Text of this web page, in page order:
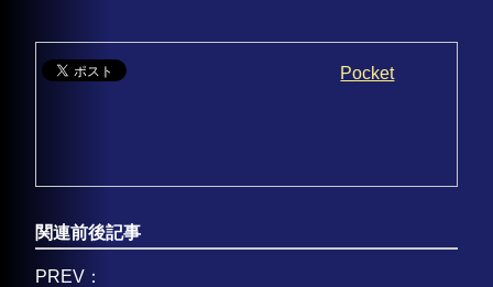
Pocket
関連前後記事
PREV：